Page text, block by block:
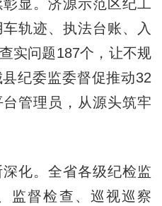
。济源示范区纪工
轨迹、执法台账、入
实问题187个，让不规
纪委监委督促推动32
管理员，从源头筑牢
。全省各级纪检监
监督检查、巡视巡察